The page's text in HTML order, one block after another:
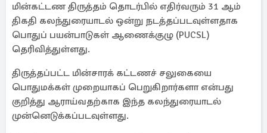
மின்கட்டண திருத்தம் தொடர்பில் எதிர்வரும் 31 ஆம்
திகதி கலந்துரையாடல் ஒன்று நடத்தப்படவுள்ளதாக
பொதுப் பயன்பாடுகள் ஆணைக்குழு (PUCSL)
தெரிவித்துள்ளது.
திருத்தப்பட்ட மின்சாரக் கட்டணச் சலுகையை
பொதுமக்கள் முறையாகப் பெறுகிறார்களா என்பது
குறித்து ஆராய்வதற்காக இந்த கலந்துரையாடல்
முன்னெடுக்கப்படவுள்ளது.